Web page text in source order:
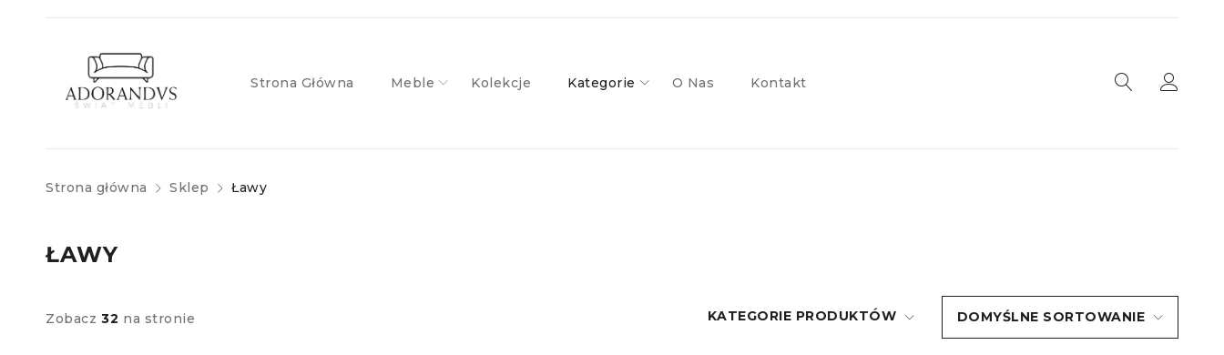
Strona Główna Meble Kolekcje Kategorie O Nas Kontakt
Strona główna Sklep Ławy
ŁAWY
DOMYŚLNE SORTOWANIE
Zobacz 32 na stronie KATEGORIE PRODUKTÓW